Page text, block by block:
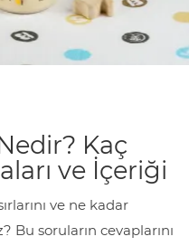
Kaç
ve İçeriği
ve ne kadar
soruların cevaplarını